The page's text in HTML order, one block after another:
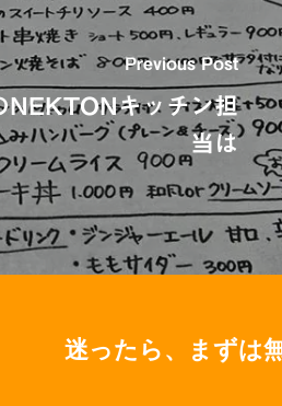
Previous Post
NEKTONキッチン担
当は
迷ったら、まずは